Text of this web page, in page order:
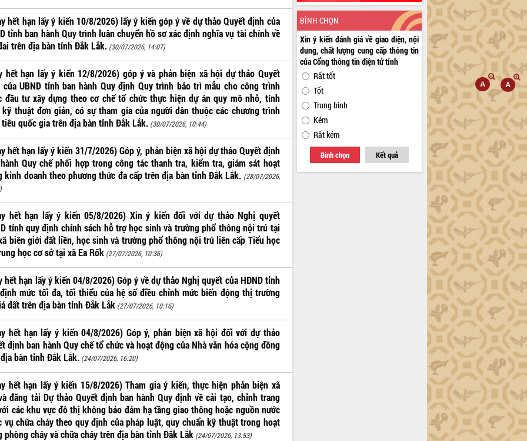
hết hạn lấy ý kiến 10/8/2026) lấy ý kiến góp ý về dự thảo Quyết định của
tỉnh ban hành Quy trình luân chuyển hồ sơ xác định nghĩa vụ tài chính về
trên địa bàn tỉnh Đắk Lắk. (30/07/2026, 14:07)
hết hạn lấy ý kiến 12/8/2026) góp ý và phản biện xã hội dự thảo Quyết
của UBND tỉnh ban hành Quy định Quy trình bảo trì mẫu cho công trình
đầu tư xây dựng theo cơ chế tổ chức thực hiện dự án quy mô nhỏ, tính
kỹ thuật đơn giản, có sự tham gia của người dân thuộc các chương trình
quốc gia trên địa bàn tỉnh Đắk Lắk. (30/07/2026, 10:44)
hết hạn lấy ý kiến 31/7/2026) Góp ý, phản biện xã hội dự thảo Quyết định
Quy chế phối hợp trong công tác thanh tra, kiểm tra, giám sát hoạt
kinh doanh theo phương thức đa cấp trên địa bàn tỉnh Đắk Lắk. (28/07/2026,
hết hạn lấy ý kiến 05/8/2026) Xin ý kiến đối với dự thảo Nghị quyết
tỉnh quy định chính sách hỗ trợ học sinh và trường phổ thông nội trú tại
biên giới đất liền, học sinh và trường phổ thông nội trú liên cấp Tiểu học
học cơ sở tại xã Ea Rốk (27/07/2026, 10:36)
hết hạn lấy ý kiến 04/8/2026) Góp ý về dự thảo Nghị quyết của HĐND tỉnh
mức tối đa, tối thiểu của hệ số điều chỉnh mức biến động thị trường
đất trên địa bàn tỉnh Đắk Lắk (27/07/2026, 10:16)
hết hạn lấy ý kiến 04/8/2026) Góp ý, phản biện xã hội đối với dự thảo
định ban hành Quy chế tổ chức và hoạt động của Nhà văn hóa cộng đồng
bàn tỉnh Đắk Lắk. (24/07/2026, 16:20)
hết hạn lấy ý kiến 15/8/2026) Tham gia ý kiến, thực hiện phản biện xã
đăng tải Dự thảo Quyết định ban hành Quy định về cải tạo, chỉnh trang
các khu vực đô thị không bảo đảm hạ tầng giao thông hoặc nguồn nước
vụ chữa cháy theo quy định của pháp luật, quy chuẩn kỹ thuật trong hoạt
phòng cháy và chữa cháy trên địa bàn tỉnh Đắk Lắk (24/07/2026, 13:53)
BÌNH CHỌN
Xin ý kiến đánh giá về giao diện, nội
dung, chất lượng cung cấp thông tin
của Cổng thông tin điện tử tỉnh
Rất tốt
Tốt
Trung bình
Kém
Rất kém
Bình chọn Kết quả